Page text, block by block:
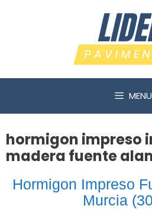
MENU
hormigon impreso
madera fuente
Hormigon Impreso
Murcia